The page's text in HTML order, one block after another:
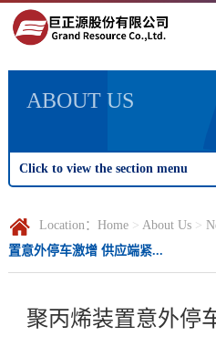
ABOUT US
Click to view the section menu
Location： Home> About Us>
置意外停车激增 供应端紧...
聚丙烯装置意外停